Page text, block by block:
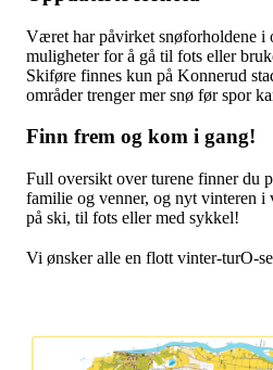
Været har påvirket snøforholdene i
muligheter for å gå til fots eller
Skiføre finnes kun på Konnerud
områder trenger mer snø før spor
Finn frem og kom i gang!
Full oversikt over turene finner du
familie og venner, og nyt vinteren i
på ski, til fots eller med sykkel!
Vi ønsker alle en flott vinter-turO-